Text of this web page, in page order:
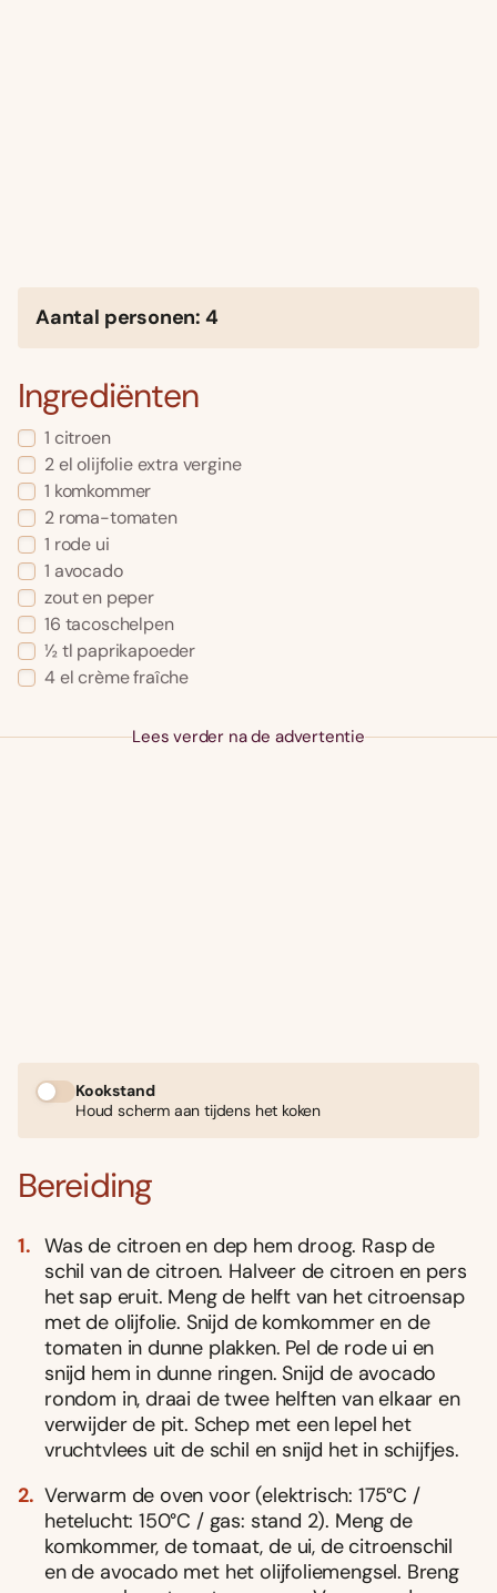
Aantal personen: 4
Ingrediënten
1 citroen
2 el olijfolie extra vergine
1 komkommer
2 roma-tomaten
1 rode ui
1 avocado
zout en peper
16 tacoschelpen
½ tl paprikapoeder
4 el crème fraîche
Lees verder na de advertentie
Kookstand
Houd scherm aan tijdens het koken
Bereiding
Was de citroen en dep hem droog. Rasp de
schil van de citroen. Halveer de citroen en pers
het sap eruit. Meng de helft van het citroensap
met de olijfolie. Snijd de komkommer en de
tomaten in dunne plakken. Pel de rode ui en
snijd hem in dunne ringen. Snijd de avocado
rondom in, draai de twee helften van elkaar en
verwijder de pit. Schep met een lepel het
vruchtvlees uit de schil en snijd het in schijfjes.
Verwarm de oven voor (elektrisch: 175°C /
hetelucht: 150°C / gas: stand 2). Meng de
komkommer, de tomaat, de ui, de citroenschil
en de avocado met het olijfoliemengsel. Breng